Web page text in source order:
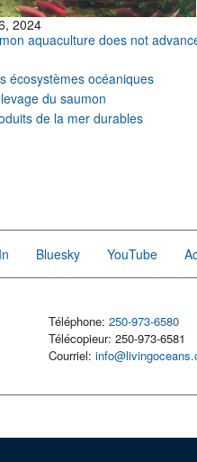
2024
aquaculture does not
écosystèmes océaniques
du saumon
de la mer durables
Bluesky YouTube
Téléphone: 250-973-6580
Télécopieur: 250-973-6581
Courriel: